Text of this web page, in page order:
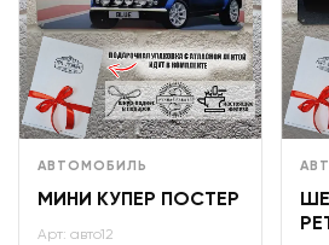
АВТОМОБИЛЬ
МИНИ КУПЕР ПОСТЕР
Арт: авто12